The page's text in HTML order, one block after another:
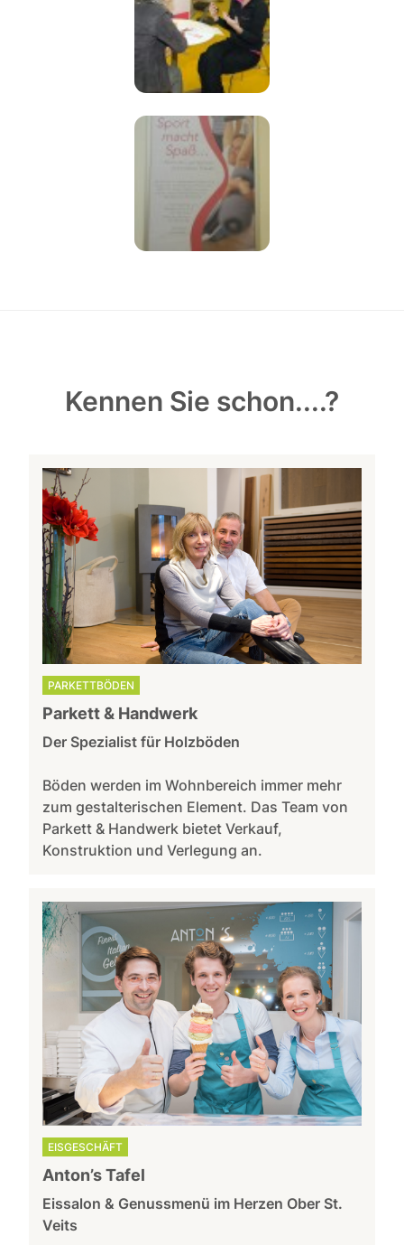
Kennen Sie schon....?
PARKETTBÖDEN
Parkett & Handwerk
Der Spezialist für Holzböden
Böden werden im Wohnbereich immer mehr
zum gestalterischen Element. Das Team von
Parkett & Handwerk bietet Verkauf,
Konstruktion und Verlegung an.
EISGESCHÄFT
Anton’s Tafel
Eissalon & Genussmenü im Herzen Ober St.
Veits